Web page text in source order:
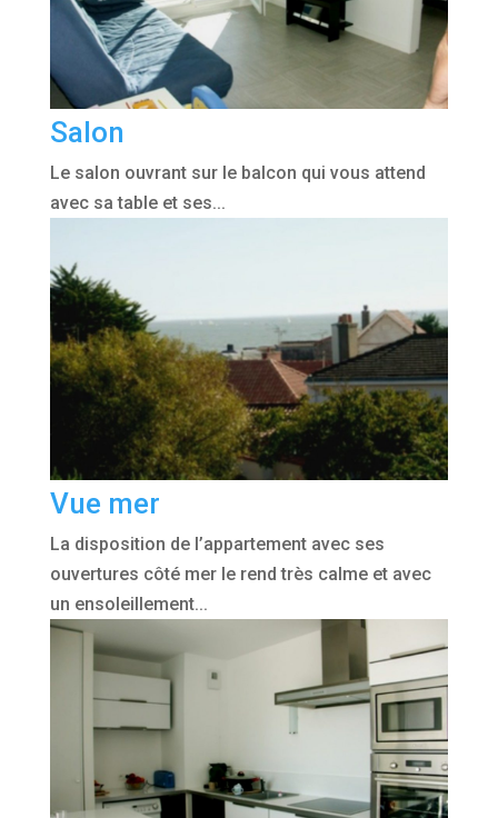
Salon
Le salon ouvrant sur le balcon qui vous attend
avec sa table et ses...
Vue mer
La disposition de l’appartement avec ses
ouvertures côté mer le rend très calme et avec
un ensoleillement...